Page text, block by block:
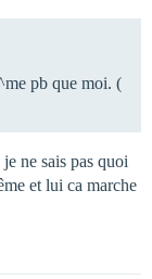
pb que moi. (
ne sais pas quoi
et lui ca marche